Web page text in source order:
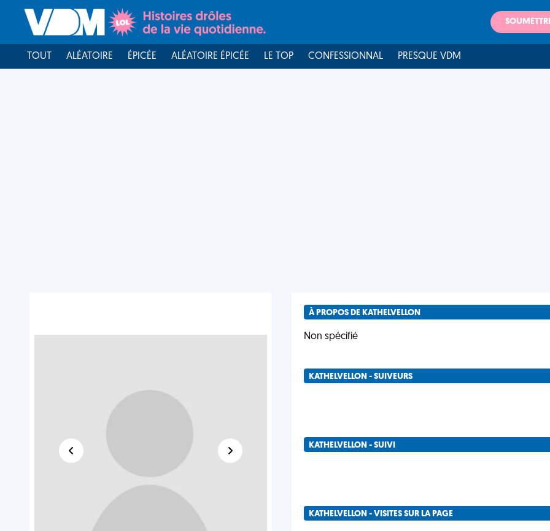
TOUT ALÉATOIRE ÉPICÉE ALÉATOIRE ÉPICÉE LE TOP CONFESSIONNAL PRESQUE VDM
À PROPOS DE KATHELVELLON
Non spécifié
KATHELVELLON - SUIVEURS
KATHELVELLON - SUIVI
KATHELVELLON - VISITES SUR LA PAGE